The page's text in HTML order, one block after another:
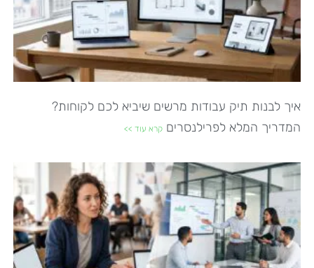
איך לבנות תיק עבודות מרשים שיביא לכם לקוחות?
המדריך המלא לפרילנסרים קרא עוד >>